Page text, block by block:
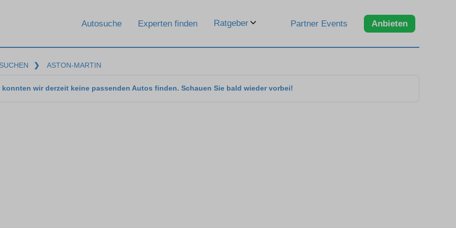
Autosuche Experten finden Ratgeber Partner Events Anbieten
❯ ASTON-MARTIN
konnten wir derzeit keine passenden Autos finden. Schauen Sie bald wieder vorbei!